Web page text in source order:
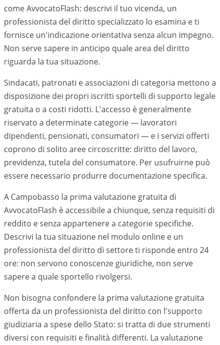
come AvvocatoFlash: descrivi il tuo vicenda, un
professionista del diritto specializzato lo esamina e ti
fornisce un'indicazione orientativa senza alcun impegno.
Non serve sapere in anticipo quale area del diritto
riguarda la tua situazione.
Sindacati, patronati e associazioni di categoria mettono a
disposizione dei propri iscritti sportelli di supporto legale
gratuita o a costi ridotti. L'accesso è generalmente
riservato a determinate categorie — lavoratori
dipendenti, pensionati, consumatori — e i servizi offerti
coprono di solito aree circoscritte: diritto del lavoro,
previdenza, tutela del consumatore. Per usufruirne può
essere necessario produrre documentazione specifica.
A Campobasso la prima valutazione gratuita di
AvvocatoFlash è accessibile a chiunque, senza requisiti di
reddito e senza appartenere a categorie specifiche.
Descrivi la tua situazione nel modulo online e un
professionista del diritto di settore ti risponde entro 24
ore: non servono conoscenze giuridiche, non serve
sapere a quale sportello rivolgersi.
Non bisogna confondere la prima valutazione gratuita
offerta da un professionista del diritto con l'supporto
giudiziaria a spese dello Stato: si tratta di due strumenti
diversi con requisiti e finalità differenti. La valutazione